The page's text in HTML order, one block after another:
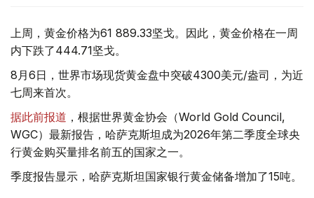
上周，黄金价格为61 889.33坚戈。因此，黄金价格在一周
内下跌了444.71坚戈。
8月6日，世界市场现货黄金盘中突破4300美元/盎司，为近
七周来首次。
据此前报道 ，根据世界黄金协会（World Gold Council,
WGC）最新报告，哈萨克斯坦成为2026年第二季度全球央
行黄金购买量排名前五的国家之一。
季度报告显示，哈萨克斯坦国家银行黄金储备增加了15吨。